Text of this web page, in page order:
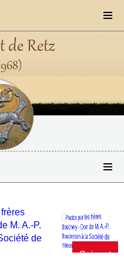
de Retz
Suivant